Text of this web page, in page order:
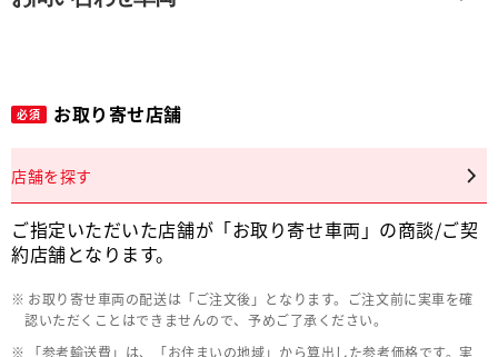
必須 お取り寄せ店舗
店舗を探す
ご指定いただいた店舗が「お取り寄せ車両」の商談/ご契
約店舗となります。
お取り寄せ車両の配送は「ご注文後」となります。ご注文前に実車を確
認いただくことはできませんので、予めご了承ください。
「参考輸送費」は、「お住まいの地域」から算出した参考価格です。実